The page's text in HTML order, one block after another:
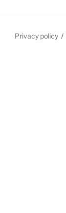
Privacy policy